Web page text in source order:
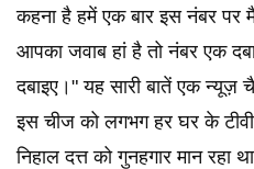
कहना है हमें एक बार इस नंबर
आपका जवाब हां है तो नंबर एक
दबाइए।" यह सारी बातें एक न्यूज़
इस चीज को लगभग हर घर के
निहाल दत्त को गुनहगार मान रहा